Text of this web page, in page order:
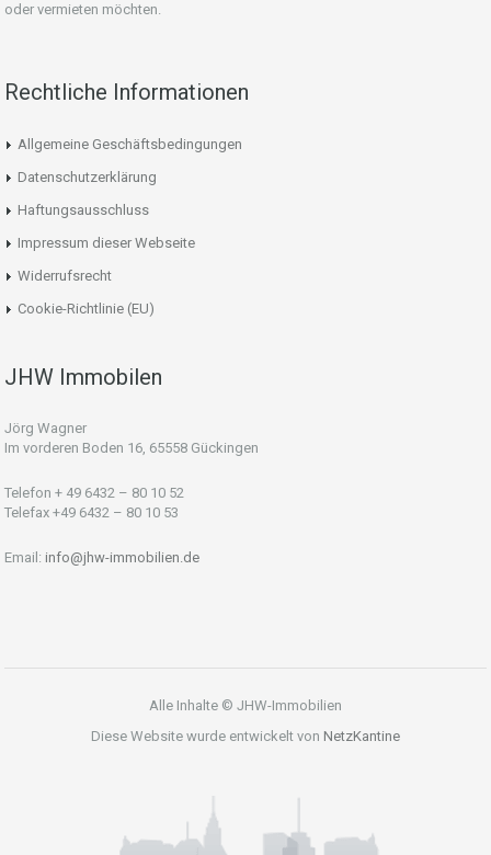
oder vermieten möchten.
Rechtliche Informationen
Allgemeine Geschäftsbedingungen
Datenschutzerklärung
Haftungsausschluss
Impressum dieser Webseite
Widerrufsrecht
Cookie-Richtlinie (EU)
JHW Immobilen
Jörg Wagner
Im vorderen Boden 16, 65558 Gückingen
Telefon + 49 6432 – 80 10 52
Telefax +49 6432 – 80 10 53
Email: info@jhw-immobilien.de
Alle Inhalte © JHW-Immobilien
Diese Website wurde entwickelt von NetzKantine